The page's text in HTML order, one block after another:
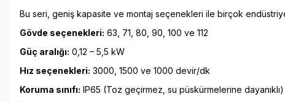
Bu seri, geniş kapasite ve montaj seçenekleri ile birçok
Gövde seçenekleri: 63, 71, 80, 90, 100 ve 112
Güç aralığı: 0,12 – 5,5 kW
Hız seçenekleri: 3000, 1500 ve 1000 devir/dk
Koruma sınıfı: IP65 (Toz geçirmez, su püskürmelerine dayanıklı)